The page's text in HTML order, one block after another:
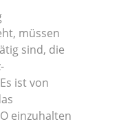
müssen
sind, die
ist von
einzuhalten